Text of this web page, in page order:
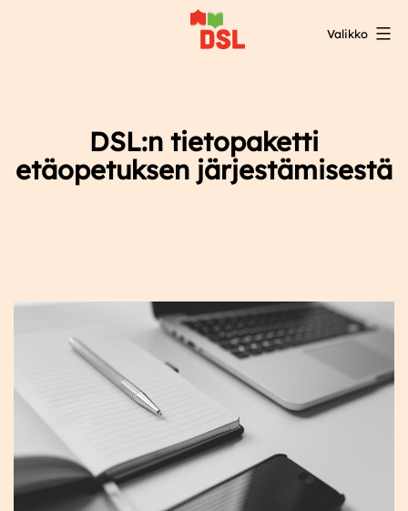
Valikko
DSL:n tietopaketti
etäopetuksen järjestämisestä